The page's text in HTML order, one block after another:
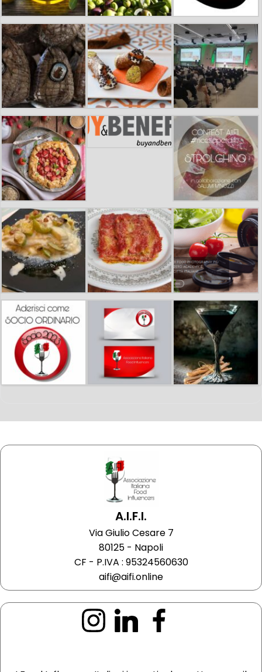
A.I.F.I.
Via Giulio Cesare 7
80125 - Napoli
CF - P.IVA : 95324560630
aifi@aifi.online